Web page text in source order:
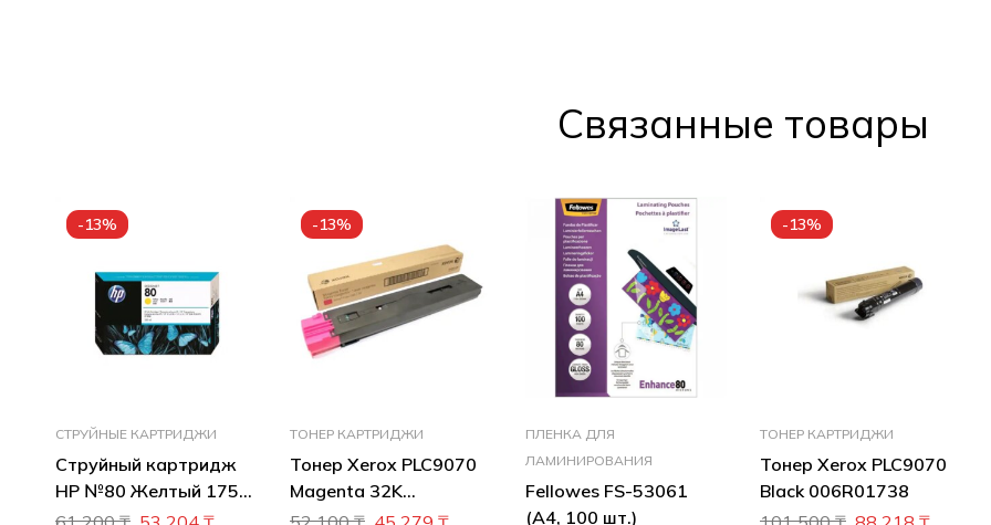
Cвязанные товары
-13%
СТРУЙНЫЕ КАРТРИДЖИ
Струйный картридж
HP №80 Желтый 175
мл C4873A
-13%
ТОНЕР КАРТРИДЖИ
Тонер Xerox PLC9070
Magenta 32K
006R01740
ПЛЕНКА ДЛЯ
ЛАМИНИРОВАНИЯ
Fellowes FS-53061
(А4, 100 шт.)
-13%
ТОНЕР КАРТРИДЖИ
Тонер Xerox PLC9070
Black 006R01738